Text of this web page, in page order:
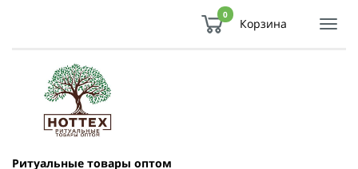
0
Корзина
Ритуальные товары оптом